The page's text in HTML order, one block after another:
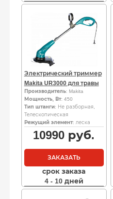
Электрический триммер
Makita UR3000 для травы
Производитель: Makita
Мощность, Вт: 450
Тип штанги: Не разборная,
Телескопическая
Режущий элемент: леска
10990 руб.
ЗАКАЗАТЬ
срок заказа
4 - 10 дней